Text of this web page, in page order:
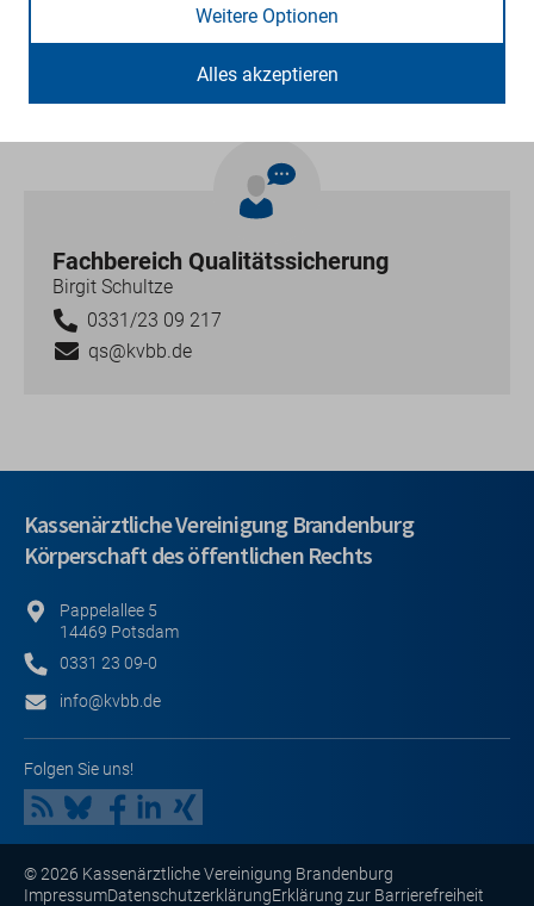
Informationsblatt
DMP - Brustkrebs
Fachbereich Qualitätssicherung
Birgit Schultze
0331/23 09 217
qs@kvbb.de
Kassenärztliche Vereinigung Brandenburg
Körperschaft des öffentlichen Rechts
Pappelallee 5
14469 Potsdam
0331 23 09-0
info@kvbb.de
Folgen Sie uns!
© 2026 Kassenärztliche Vereinigung Brandenburg
ImpressumDatenschutzerklärungErklärung zur Barrierefreiheit
Weitere Optionen
Alles akzeptieren